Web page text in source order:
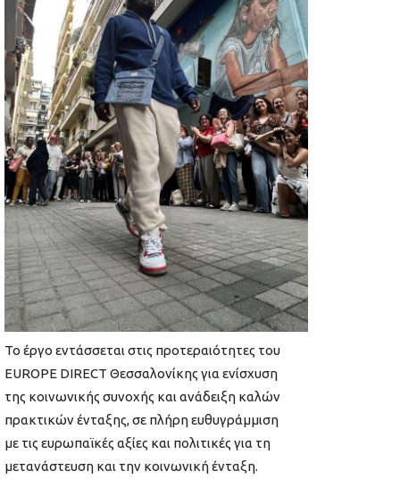
Το έργο εντάσσεται στις προτεραιότητες του
EUROPE DIRECT Θεσσαλονίκης για ενίσχυση
της κοινωνικής συνοχής και ανάδειξη καλών
πρακτικών ένταξης, σε πλήρη ευθυγράμμιση
με τις ευρωπαϊκές αξίες και πολιτικές για τη
μετανάστευση και την κοινωνική ένταξη.